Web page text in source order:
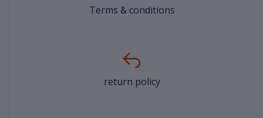
Terms & conditions
return policy